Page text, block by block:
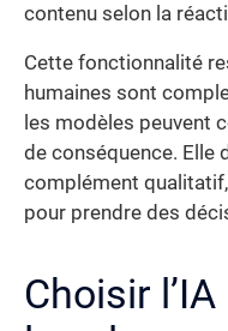
contenu selon la
Cette fonctionnalité
humaines sont
les modèles peuvent
de conséquence. Elle
complément
pour prendre des
Choisir